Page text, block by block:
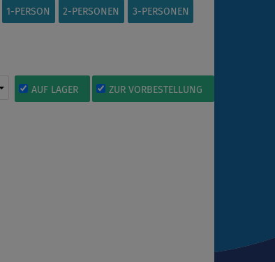
1-PERSON 2-PERSONEN 3-PERSONEN
AUF LAGER ZUR VORBESTELLUNG